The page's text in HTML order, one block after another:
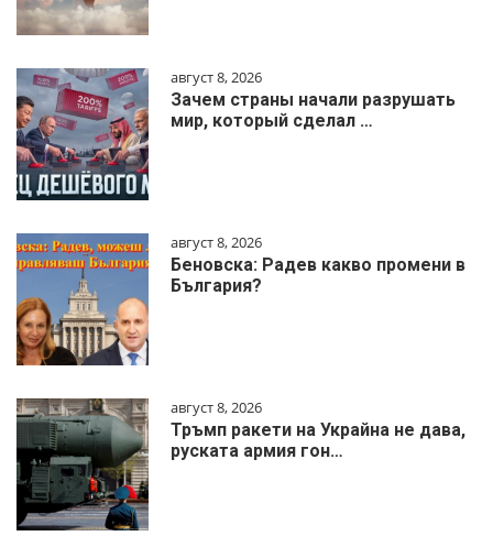
август 8, 2026
Зачем страны начали разрушать
мир, который сделал …
август 8, 2026
Беновска: Радев какво промени в
България?
август 8, 2026
Тръмп ракети на Украйна не дава,
руската армия гон…